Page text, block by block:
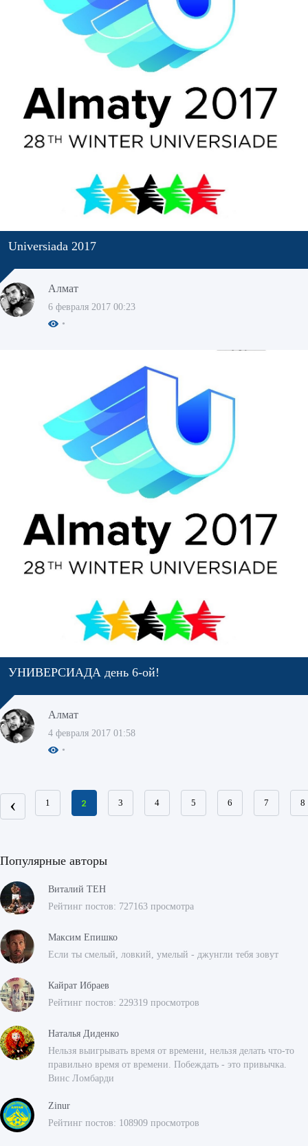
Universiada 2017
Алмат
6 февраля 2017 00:23
УНИВЕРСИАДА день 6-ой!
Алмат
4 февраля 2017 01:58
‹ 1 2 3 4 5 6 7 8
Популярные авторы
Виталий ТЕН
Рейтинг постов: 727163 просмотра
Максим Епишко
Если ты смелый, ловкий, умелый - джунгли тебя зовут
Кайрат Ибраев
Рейтинг постов: 229319 просмотров
Наталья Диденко
Нельзя выигрывать время от времени, нельзя делать что-то
правильно время от времени. Побеждать - это привычка.
Винс Ломбарди
Zinur
Рейтинг постов: 108909 просмотров